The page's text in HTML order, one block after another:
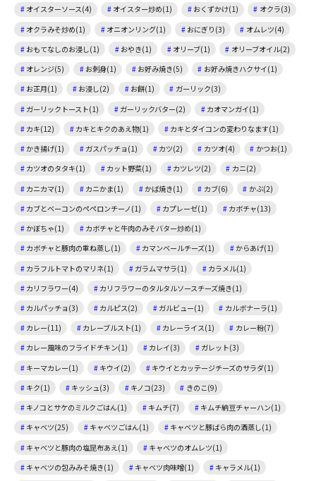
オイスターソース(4)
オイスター炒め(1) おくずかけ(1)
オクラ(3)
オクラみそ炒め(1)
オニオンリング(1) おにぎり(3)
オムレツ(4)
おもてなしのお浸し(1)
おやき(1) オリーブ(1)
オリーブオイル(2)
オレンジ(5)
お刺身(1) お好み焼き(5)
お好み焼きハクサイ(1)
お正月(1)
お浸し(2) お餅(1)
ガーリック(3)
ガーリックトースト(1)
ガーリックバター(2)
カオマンガイ(1)
カキ(12)
カキとキクのあえ物(1)
カキとダイコンの変わりなます(1)
かき揚げ(1)
ガスパッチョ(1) カツ(2) カツオ(4)
かつお(1)
カツオのタタキ(1)
カット野菜(1) カツレツ(2)
カニ(2)
カニカマ(1)
カニかま(1) かば焼き(1) カブ(6)
かぶ(2)
カブとベーコンのペペロンチーノ(1)
カプレーゼ(1)
カボチャ(13)
かぼちゃ(1)
カボチャと牛肉のみそバター炒め(1)
カボチャと豚肉の重ね蒸し(1)
カマンベールチーズ(1)
からあげ(1)
カラフルトマトのマリネ(1)
ガラムマサラ(1)
カラメル(1)
カリフラワー(4)
カリフラワーのタルタルソースチーズ焼き(1)
カルパッチョ(3)
カルピス(2) ガルビュー(1)
カルボナーラ(1)
カレー(11)
カレーブルスト(1) カレーライス(1)
カレー粉(7)
カレー風味のフライドチキン(1)
カレイ(3)
ガレット(3)
キーマカレー(1)
キウイ(2)
キウイとカッテージチーズのサラダ(1)
キク(1)
キッシュ(3) キノコ(23)
きのこ(9)
キノコとサケのミルクごはん(1)
キムチ(7)
キムチ納豆チャーハン(1)
キャベツ(25)
キャベツごはん(1)
キャベツと豚ばら肉の酒蒸し(1)
キャベツと豚肉の塩昆布あえ(1)
キャベツのオムレツ(1)
キャベツの包みみそ焼き(1)
キャベツ肉味噌(1)
キャラメル(1)